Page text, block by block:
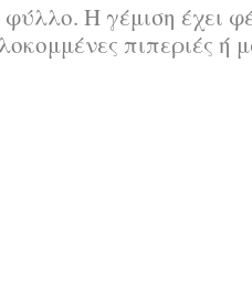
Η γέμιση έχει
πιπεριές ή